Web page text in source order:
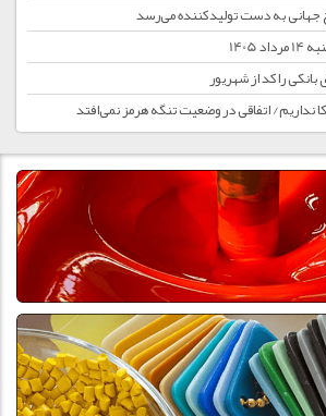
جهانی به دست تولیدکننده می‌رسد
راکد از شهریور
نداریم/ اتفاقی در وضعیت تنگه هرمز نمی‌افتد